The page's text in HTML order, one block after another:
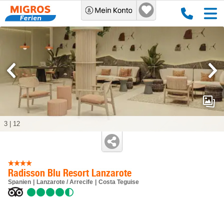
Radisson Blu Resort Lanzarote
Spanien Lanzarote / Arrecife Costa Teguise
3 12